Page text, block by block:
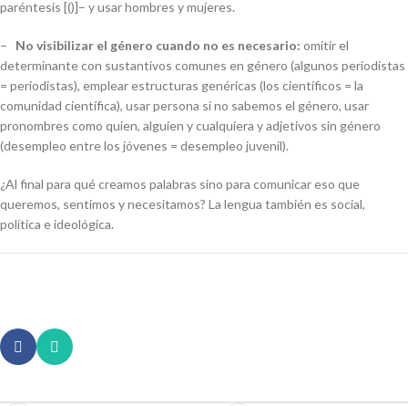
paréntesis [()]– y usar hombres y mujeres.
– No visibilizar el género cuando no es necesario: omitir el
determinante con sustantivos comunes en género (algunos periodistas
= periodistas), emplear estructuras genéricas (los científicos = la
comunidad científica), usarpersona si no sabemos el género, usar
pronombres como quien, alguien ycualquiera y adjetivos sin género
(desempleo entre los jóvenes = desempleo juvenil).
¿Al final para qué creamos palabras sino para comunicar eso que
queremos, sentimos y necesitamos? La lengua también es social,
política e ideológica.